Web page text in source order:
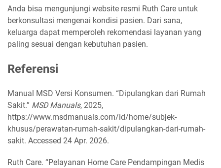
Anda bisa mengunjungi website resmi Ruth Care untuk
berkonsultasi mengenai kondisi pasien. Dari sana,
keluarga dapat memperoleh rekomendasi layanan yang
paling sesuai dengan kebutuhan pasien.
Referensi
Manual MSD Versi Konsumen. “Dipulangkan dari Rumah
Sakit.” MSD Manuals, 2025,
https://www.msdmanuals.com/id/home/subjek-
khusus/perawatan-rumah-sakit/dipulangkan-dari-rumah-
sakit. Accessed 24 Apr. 2026.
Ruth Care. “Pelayanan Home Care Pendampingan Medis